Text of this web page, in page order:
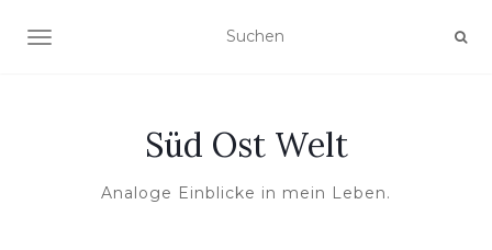
NAVIGATION UMSCHALTEN
Süd Ost Welt
Analoge Einblicke in mein Leben.